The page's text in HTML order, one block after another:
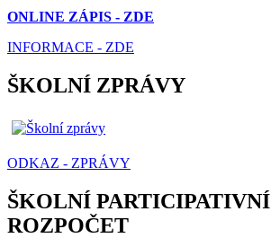
ONLINE ZÁPIS - ZDE
INFORMACE - ZDE
ŠKOLNÍ ZPRÁVY
ODKAZ - ZPRÁVY
ŠKOLNÍ PARTICIPATIVNÍ
ROZPOČET